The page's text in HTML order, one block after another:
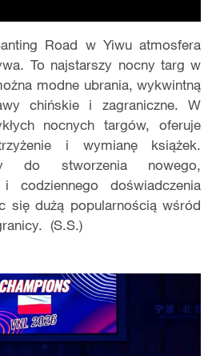
Road w Yiwu atmosfera
To najstarszy nocny targ w
modne ubrania, wykwintną
chińskie i zagraniczne. W
nocnych targów, oferuje
i wymianę książek.
do stworzenia nowego,
i codziennego doświadczenia
się dużą popularnością wśród
(S.S.)